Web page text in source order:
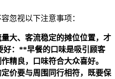
忽视以下注意事项：
大、客流稳定的摊位位置，才
好：**早餐的口味是吸引顾客
精良，口味符合大众喜好。
价要与周围同行相符，既要保